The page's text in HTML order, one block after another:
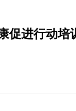
促进行动培